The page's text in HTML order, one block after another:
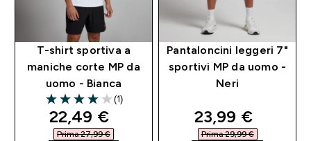
T-shirt sportiva a
maniche corte MP da
uomo - Bianca
4 out of 5 stars
(1)
discounted price
22,49 €‎
Prima 27,99 €‎
Pantaloncini leggeri 7"
sportivi MP da uomo -
Neri
discounted
23,99 €‎
Prima 29,99 €‎